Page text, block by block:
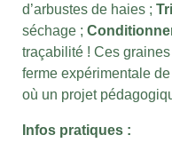
d’arbustes de haies ;
séchage ;
traçabilité ! Ces
ferme expérimentale
où un projet
Infos pratiques :